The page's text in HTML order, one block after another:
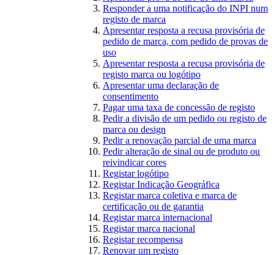
Responder a uma notificação do INPI num
registo de marca
Apresentar resposta a recusa provisória de
pedido de marca, com pedido de provas de
uso
Apresentar resposta a recusa provisória de
registo marca ou logótipo
Apresentar uma declaração de
consentimento
Pagar uma taxa de concessão de registo
Pedir a divisão de um pedido ou registo de
marca ou design
Pedir a renovação parcial de uma marca
Pedir alteração de sinal ou de produto ou
reivindicar cores
Registar logótipo
Registar Indicação Geográfica
Registar marca coletiva e marca de
certificação ou de garantia
Registar marca internacional
Registar marca nacional
Registar recompensa
Renovar um registo